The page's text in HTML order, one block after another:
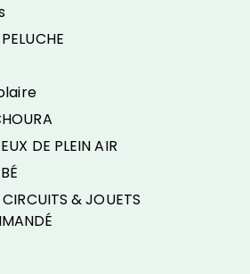
DE PLEIN AIR
CIRCUITS & JOUETS